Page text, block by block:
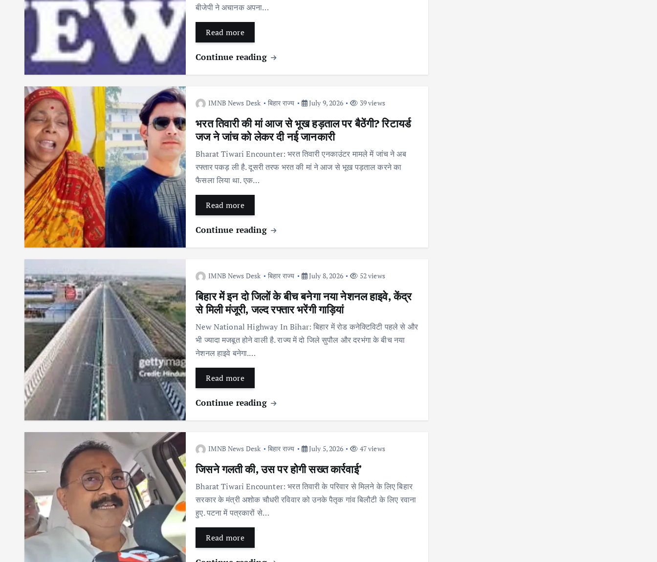
बीजेपी ने अचानक अपना…
Read more
Continue reading
IMNB News Desk बिहार राज्य July 9, 2026 39 views
भरत तिवारी की मां आज से भूख हड़ताल पर बैठेंगी? रिटायर्ड
जज ने जांच को लेकर दी नई जानकारी
Bharat Tiwari Encounter: भरत तिवारी एनकाउंटर मामले में जांच ने अब
रफ्तार पकड़ ली है. दूसरी तरफ भरत की मां ने आज से भूख पड़ताल करने का
फैसला लिया था. एक…
Read more
Continue reading
IMNB News Desk बिहार राज्य July 8, 2026 52 views
बिहार में इन दो जिलों के बीच बनेगा नया नेशनल हाइवे, केंद्र
से मिली मंजूरी, जल्द रफ्तार भरेंगी गाड़ियां
New National Highway In Bihar: बिहार में रोड कनेक्टिविटी पहले से और
भी ज्यादा मजबूत होने वाली है. राज्य में दो जिले सुपौल और दरभंगा के बीच नया
नेशनल हाइवे बनेगा.…
Read more
Continue reading
IMNB News Desk बिहार राज्य July 5, 2026 47 views
जिसने गलती की, उस पर होगी सख्त कार्रवाई’
Bharat Tiwari Encounter: भरत तिवारी के परिवार से मिलने के लिए बिहार
सरकार के मंत्री अशोक चौधरी रविवार को उनके पैतृक गांव बिलौटी के लिए रवाना
हुए. पटना में पत्रकारों से…
Read more